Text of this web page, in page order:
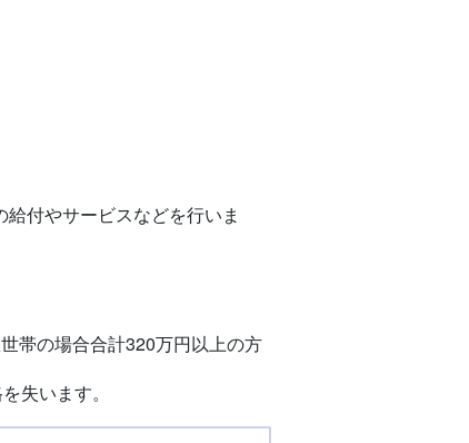
付やサービスなどを行いま
帯の場合合計320万円以上の方
失います。